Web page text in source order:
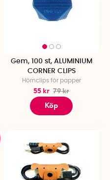
Gem, 100 st, ALUMINIUM
CORNER CLIPS
Hörnclips för papper
55 kr 79 kr
Köp